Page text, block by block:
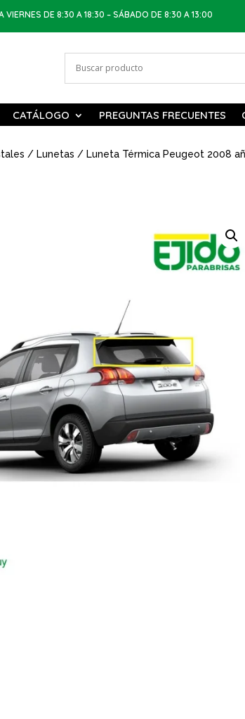
DE 8:30 A 18:30 – SÁBADO DE 8:30 A 13:00
CATÁLOGO PREGUNTAS FRECUENTES
/ Lunetas / Luneta Térmica Peugeot 2008